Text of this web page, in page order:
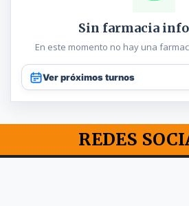
Sin farmacia
En este momento no hay una
Ver próximos turnos
REDES